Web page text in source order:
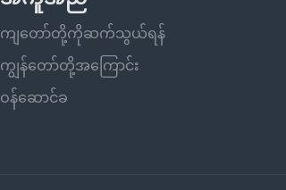
ကျတော်တို့ကိုဆက်သွယ်ရန်
ကျွန်တော်တို့အကြောင်း
ဝန်ဆောင်ခ